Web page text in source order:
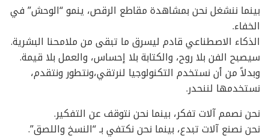
بينما ننشغل نحن بمشاهدة مقاطع الرقص، ينمو “الوحش” في
الخفاء.
الذكاء الاصطناعي قادم ليسرق ما تبقى من ملامحنا البشرية.
سيصبح الفن بلا روح، والكتابة بلا إحساس، والعمل بلا قيمة.
وبدلاً من أن نستخدم التكنولوجيا لنرتقي،ونتطور ونتقدم،
نستخدمها لننحدر.
نحن نصمم آلات تفكر، بينما نحن نتوقف عن التفكير.
نحن نصنع آلات تبدع، بينما نحن نكتفي بـ “النسخ واللصق”.